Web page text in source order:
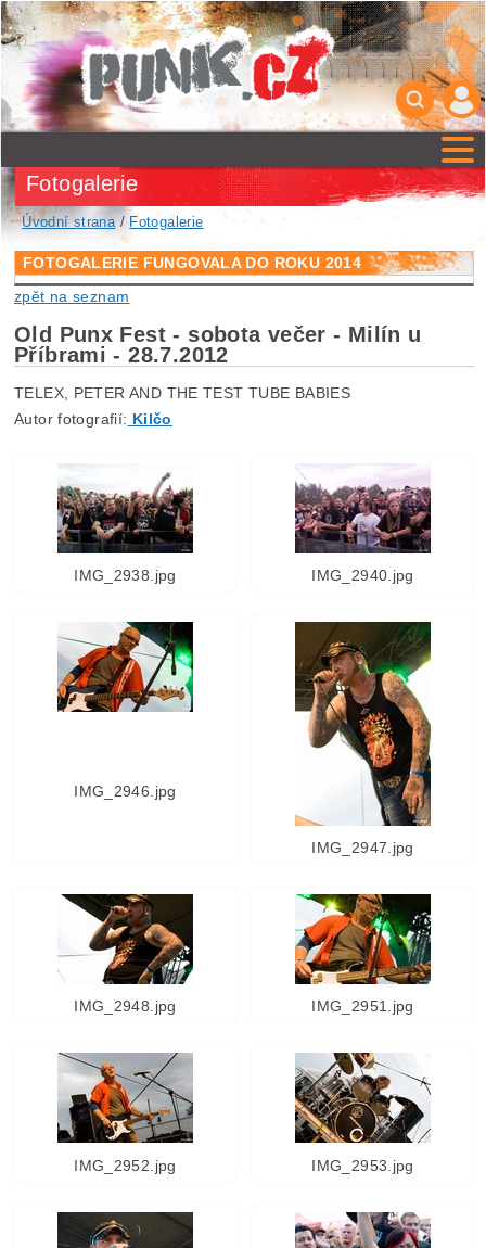
Fotogalerie
Úvodní strana/ Fotogalerie
FOTOGALERIE FUNGOVALA DO ROKU 2014
zpět na seznam
Old Punx Fest - sobota večer - Milín u
Příbrami - 28.7.2012
TELEX, PETER AND THE TEST TUBE BABIES
Autor fotografií: Kilčo
IMG_2938.jpg IMG_2940.jpg
IMG_2946.jpg
IMG_2947.jpg
IMG_2948.jpg IMG_2951.jpg
IMG_2952.jpg IMG_2953.jpg